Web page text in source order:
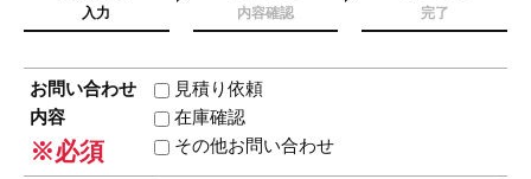
入力 内容確認 完了
お問い合わせ
内容
※必須
見積り依頼
在庫確認
その他お問い合わせ